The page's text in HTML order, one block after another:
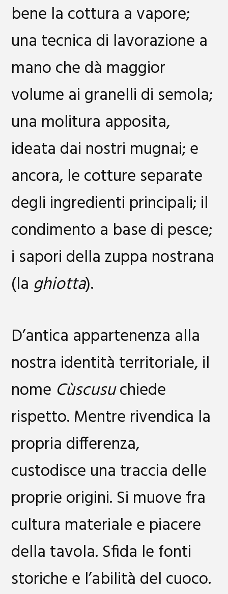
bene la cottura a vapore;
una tecnica di lavorazione a
mano che dà maggior
volume ai granelli di semola;
una molitura apposita,
ideata dai nostri mugnai; e
ancora, le cotture separate
degli ingredienti principali; il
condimento a base di pesce;
i sapori della zuppa nostrana
(la ghiotta).
D’antica appartenenza alla
nostra identità territoriale, il
nome Cùscusuchiede
rispetto. Mentre rivendica la
propria differenza,
custodisce una traccia delle
proprie origini. Si muove fra
cultura materiale e piacere
della tavola. Sfida le fonti
storiche e l’abilità del cuoco.